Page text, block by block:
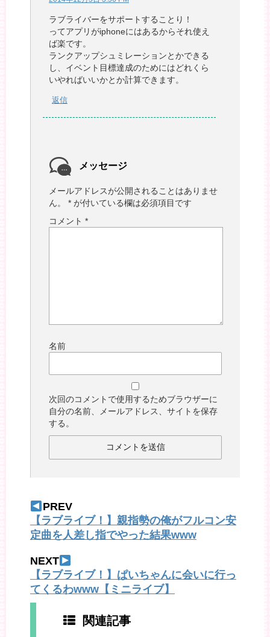
ラブライバーをサポートすることり！
ってアプリがiphoneにはあるからそれ使え
ば楽です。
ランクアップシュミレーションとかできる
し、イベント目標達成のためにはどれくら
いやればいいかとか計算できます。
返信
メッセージ
メールアドレスが公開されることはありませ
ん。
* が付いている欄は必須項目です
コメント *
名前
次回のコメントで使用するためブラウザーに
自分の名前、メールアドレス、サイトを保存
する。
PREV
【ラブライブ！】親指勢の俺がフルコン安
定曲を人差し指でやった結果www
NEXT
【ラブライブ！】ぱいちゃんに会いに行っ
てくるわwww【ミニライブ】
関連記事